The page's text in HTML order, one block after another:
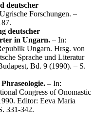
deutscher
Forschungen. –
deutscher
in Ungarn. – In:
Ungarn. Hrsg. von
Sprache und Literatur
Bd. 9 (1990). – S.
– In:
Congress of Onomastic
Editor: Eeva Maria
331-342.